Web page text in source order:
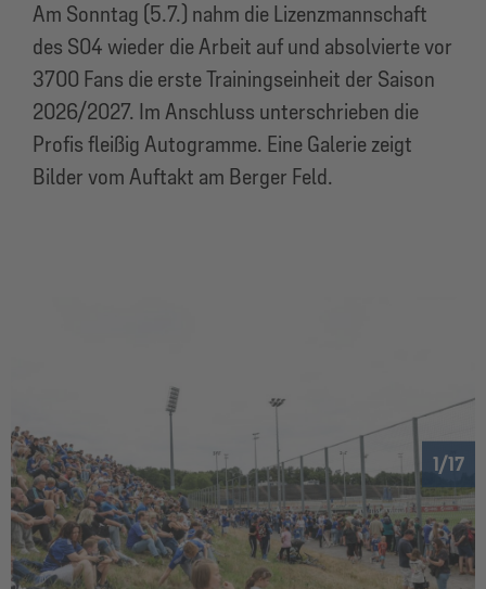
Am Sonntag (5.7.) nahm die Lizenzmannschaft
des S04 wieder die Arbeit auf und absolvierte vor
3700 Fans die erste Trainingseinheit der Saison
2026/2027. Im Anschluss unterschrieben die
Profis fleißig Autogramme. Eine Galerie zeigt
Bilder vom Auftakt am Berger Feld.
1 17